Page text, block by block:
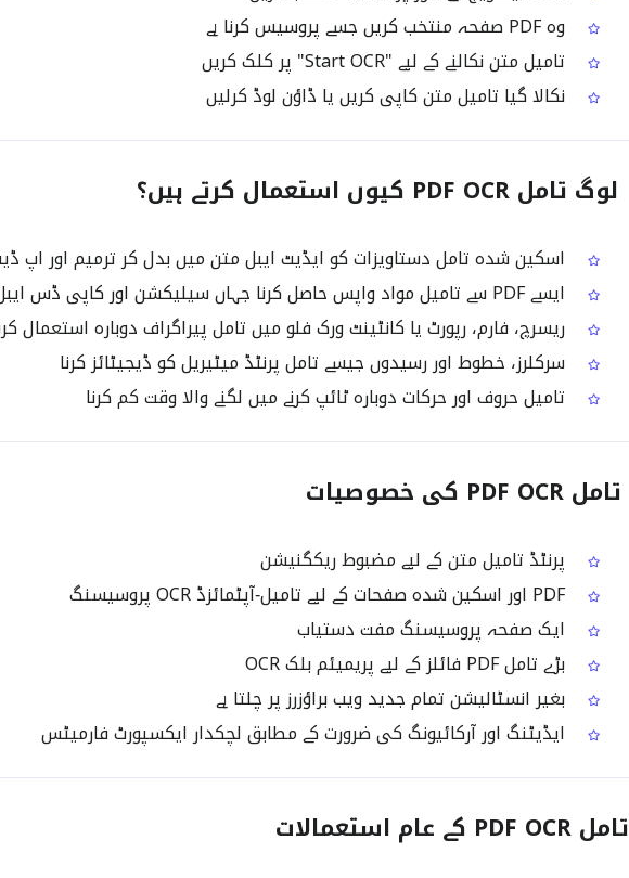
وہ PDF صفحہ منتخب کریں جسے پروسیس کرنا ہے
تامیل متن نکالنے کے لیے "Start OCR" پر کلک کریں
نکالا گیا تامیل متن کاپی کریں یا ڈاؤن لوڈ کرلیں
لوگ تامل PDF OCR کیوں استعمال کرتے ہیں؟
اسکین شدہ تامل دستاویزات کو ایڈیٹ ایبل متن میں بدل کر ترمیم اور اپ
ایسے PDF سے تامیل مواد واپس حاصل کرنا جہاں سیلیکشن اور کاپی ڈس ایبل ہو
ریسرچ، فارم، رپورٹ یا کانٹینٹ ورک فلو میں تامل پیراگراف دوبارہ استعمال
سرکلرز، خطوط اور رسیدوں جیسے تامل پرنٹڈ میٹیریل کو ڈیجیٹائز کرنا
تامیل حروف اور حرکات دوبارہ ٹائپ کرنے میں لگنے والا وقت کم کرنا
تامل PDF OCR کی خصوصیات
پرنٹڈ تامیل متن کے لیے مضبوط ریکگنیشن
ایک صفحہ پروسیسنگ مفت دستیاب
بڑے تامل PDF فائلز کے لیے پریمیئم بلک OCR
بغیر انسٹالیشن تمام جدید ویب براؤزرز پر چلتا ہے
ایڈیٹنگ اور آرکائیونگ کی ضرورت کے مطابق لچکدار ایکسپورٹ فارمیٹس
تامل PDF OCR کے عام استعمالات